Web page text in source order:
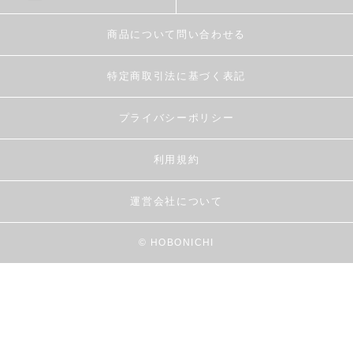
商品について問い合わせる
特定商取引法に基づく表記
プライバシーポリシー
利用規約
運営会社について
© HOBONICHI